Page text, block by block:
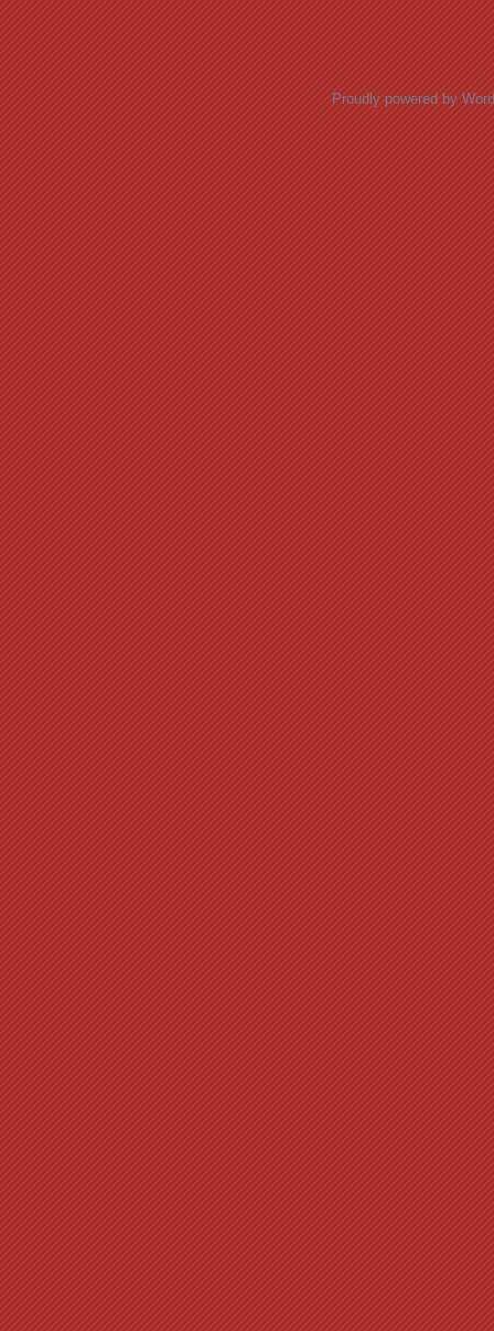
Proudly powered by